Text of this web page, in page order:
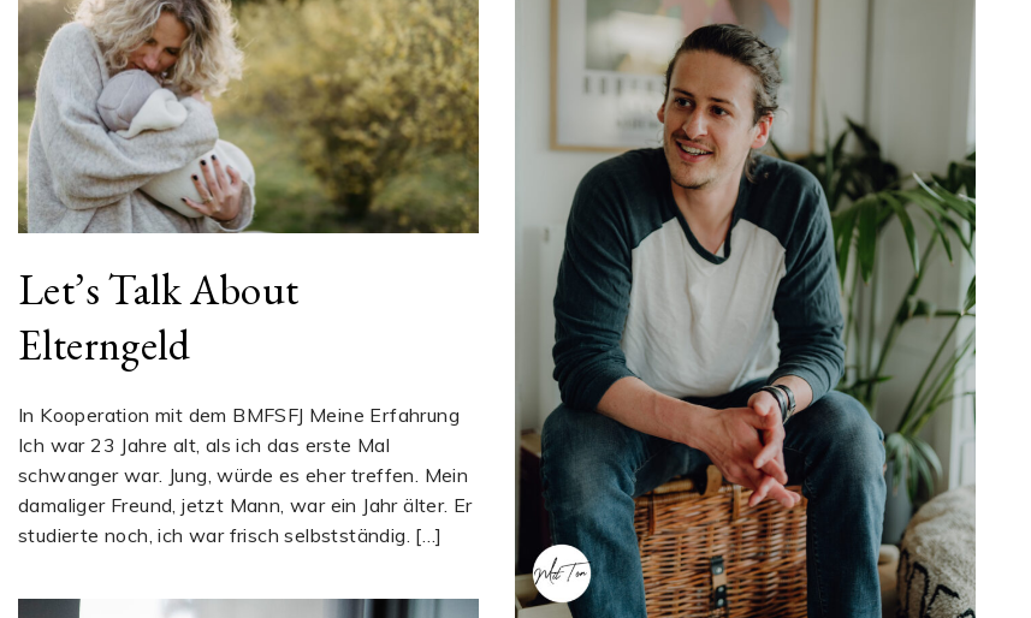
Let’s Talk About
Elterngeld
In Kooperation mit dem BMFSFJ Meine Erfahrung
Ich war 23 Jahre alt, als ich das erste Mal
schwanger war. Jung, würde es eher treffen. Mein
damaliger Freund, jetzt Mann, war ein Jahr älter. Er
studierte noch, ich war frisch selbstständig. […]